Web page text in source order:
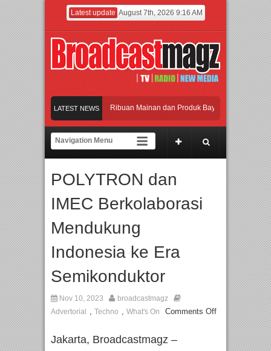
Latest update August 7th, 2026 9:16 AM
LATEST NEWS
Jakarta dengan Ribuan Mainan dan Produk Bayi dari Seluruh Dunia,
Gerbang Inovasi dan Peluang Bisnis Industri Gifts dan Housewares Asia
Perpaduan Warisan Dan Semangat Lokal, BIRKENSTOCK INDONESIA
Jakarta dengan Ribuan Mainan dan Produk Bayi dari Seluruh Dunia,
POLYTRON dan
IMEC Berkolaborasi
Mendukung
Indonesia ke Era
Semikonduktor
Nov 10, 2023
broadcastmagz
Advertorial
, Techno , What's On Comments Off
Jakarta, Broadcastmagz –